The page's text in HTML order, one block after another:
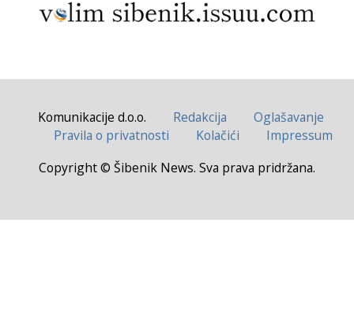
Komunikacije d.o.o. Redakcija
Oglašavanje
Pravila o privatnosti
Kolačići
Impressum
Copyright © Šibenik News. Sva prava pridržana.